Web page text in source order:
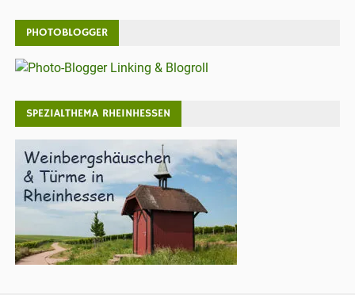
PHOTOBLOGGER
SPEZIALTHEMA RHEINHESSEN